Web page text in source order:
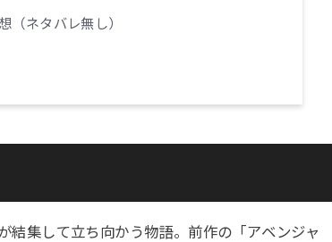
（ネタバレ無し）
結集して立ち向かう物語。前作の「アベンジャ